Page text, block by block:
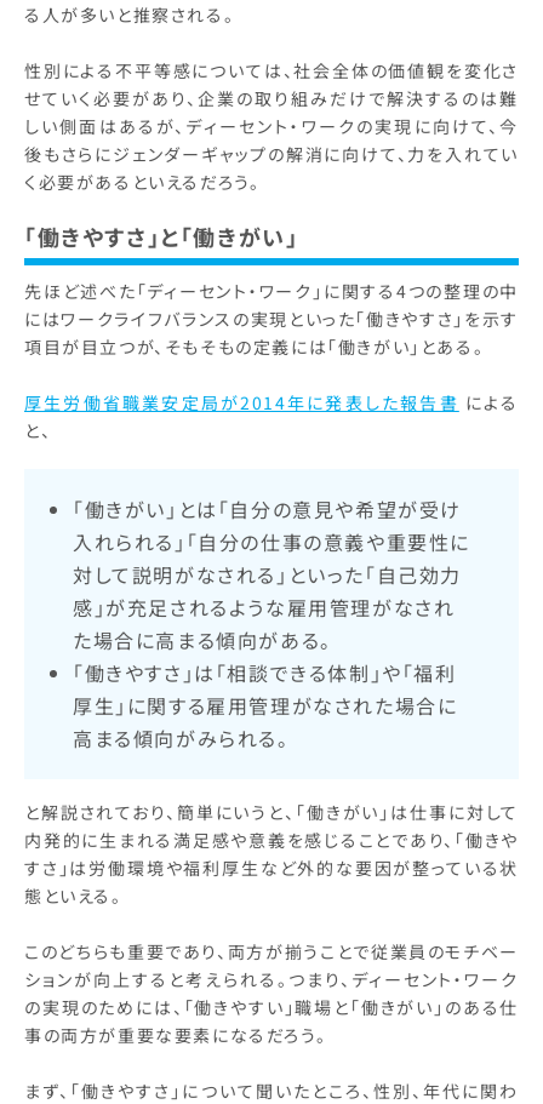
る人が多いと推察される。
性別による不平等感については、社会全体の価値観を変化さ
せていく必要があり、企業の取り組みだけで解決するのは難
しい側面はあるが、ディーセント・ワークの実現に向けて、今
後もさらにジェンダーギャップの解消に向けて、力を入れてい
く必要があるといえるだろう。
「働きやすさ」と「働きがい」
先ほど述べた「ディーセント・ワーク」に関する4つの整理の中
にはワークライフバランスの実現といった「働きやすさ」を示す
項目が目立つが、そもそもの定義には「働きがい」とある。
厚生労働省職業安定局が2014年に発表した報告書 による
と、
「働きがい」とは「自分の意見や希望が受け
入れられる」「自分の仕事の意義や重要性に
対して説明がなされる」といった「自己効力
感」が充足されるような雇用管理がなされ
た場合に高まる傾向がある。
「働きやすさ」は「相談できる体制」や「福利
厚生」に関する雇用管理がなされた場合に
高まる傾向がみられる。
と解説されており、簡単にいうと、「働きがい」は仕事に対して
内発的に生まれる満足感や意義を感じることであり、「働きや
すさ」は労働環境や福利厚生など外的な要因が整っている状
態といえる。
このどちらも重要であり、両方が揃うことで従業員のモチベー
ションが向上すると考えられる。つまり、ディーセント・ワーク
の実現のためには、「働きやすい」職場と「働きがい」のある仕
事の両方が重要な要素になるだろう。
まず、「働きやすさ」について聞いたところ、性別、年代に関わ